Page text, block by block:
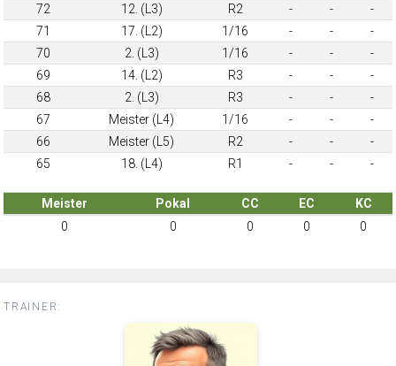
72
12. (L3) R2 - -
-
71
17. (L2) 1/16 - -
-
70
2. (L3) 1/16 - -
-
69
14. (L2) R3 - -
-
68
2. (L3) R3 - -
-
67
Meister (L4) 1/16 - -
-
66
Meister (L5) R2 - -
-
65
18. (L4) R1 - - -
Meister Pokal CC EC
KC
0
0 0 0 0
TRAINER: